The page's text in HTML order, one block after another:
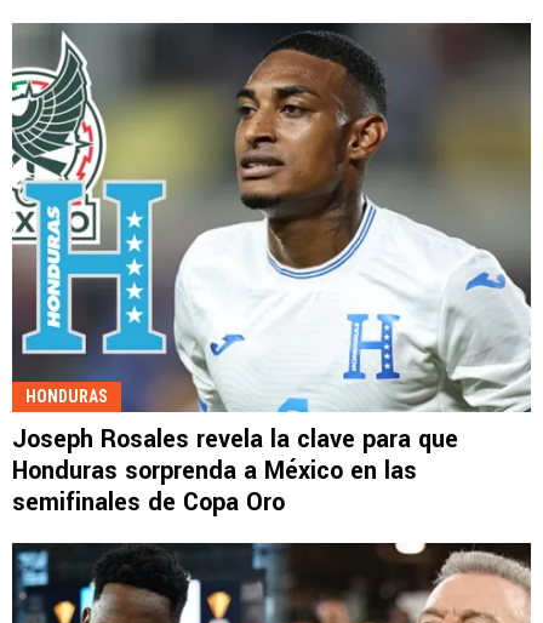
HONDURAS
Joseph Rosales revela la clave para que
Honduras sorprenda a México en las
semifinales de Copa Oro